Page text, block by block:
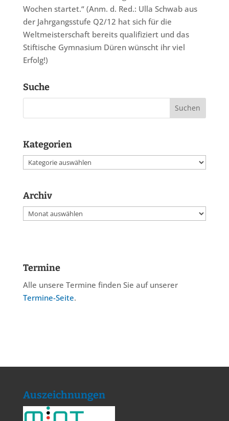
Wochen startet.“ (Anm. d. Red.: Ulla Schwab aus
der Jahrgangsstufe Q2/12 hat sich für die
Weltmeisterschaft bereits qualifiziert und das
Stiftische Gymnasium Düren wünscht ihr viel
Erfolg!)
Suche
Kategorien
Kategorien
Archiv
Archiv
Termine
Alle unsere Termine finden Sie auf unserer
Termine-Seite.
Auszeichnungen